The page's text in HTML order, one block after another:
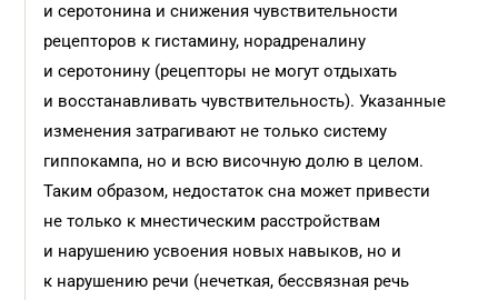
и серотонина и снижения чувствительности
рецепторов к гистамину, норадреналину
и серотонину (рецепторы не могут отдыхать
и восстанавливать чувствительность). Указанные
изменения затрагивают не только систему
гиппокампа, но и всю височную долю в целом.
Таким образом, недостаток сна может привести
не только к мнестическим расстройствам
и нарушению усвоения новых навыков, но и
к нарушению речи (нечеткая, бессвязная речь